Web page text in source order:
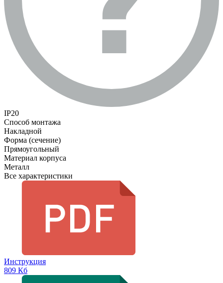
IP20
Способ монтажа
Накладной
Форма (сечение)
Прямоугольный
Материал корпуса
Металл
Все характеристики
Инструкция
809 Кб